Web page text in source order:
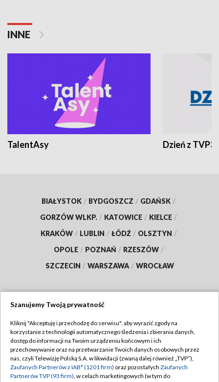
INNE
TalentAsy Dzień z TVP3
BIAŁYSTOK / BYDGOSZCZ / GDAŃSK /
GORZÓW WLKP. / KATOWICE / KIELCE /
KRAKÓW / LUBLIN / ŁÓDŹ / OLSZTYN /
OPOLE / POZNAŃ / RZESZÓW /
SZCZECIN / WARSZAWA / WROCŁAW
TVP
Abonament TVP
Emisja w TVP
Regulamin TVP
Polityka prywatności
Szanujemy Twoją prywatność
Kliknij "Akceptuję i przechodzę do serwisu", aby wyrazić zgody na
korzystanie z technologii automatycznego śledzenia i zbierania danych,
dostęp do informacji na Twoim urządzeniu końcowym i ich
przechowywanie oraz na przetwarzanie Twoich danych osobowych przez
nas, czyli Telewizję Polską S.A. w likwidacji (zwaną dalej również „TVP”),
Zaufanych Partnerów z IAB* (1201 firm) oraz pozostałych Zaufanych
Partnerów TVP (93 firm), w celach marketingowych (w tym do